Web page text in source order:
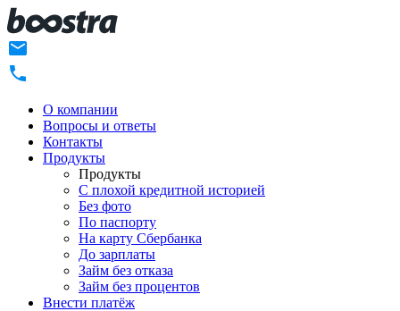
О компании
Вопросы и ответы
Контакты
Продукты
Продукты
C плохой кредитной историей
Без фото
По паспорту
На карту Сбербанка
До зарплаты
Займ без отказа
Займ без процентов
Внести платёж